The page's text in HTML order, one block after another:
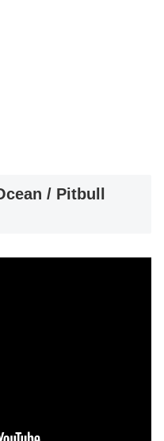
/ Pitbull